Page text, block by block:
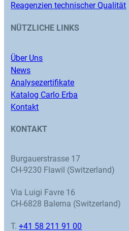
Reagenzien technischer Qualität
NÜTZLICHE LINKS
Über Uns
News
Analysezertifikate
Katalog Carlo Erba
Kontakt
KONTAKT
Burgauerstrasse 17
CH-9230 Flawil (Switzerland)
Via Luigi Favre 16
CH-6828 Balerna (Switzerland)
T.+41 58 211 91 00